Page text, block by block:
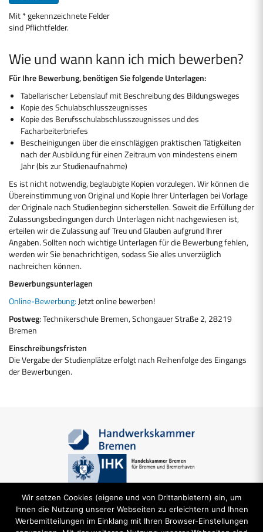
Mit * gekennzeichnete Felder
sind Pflichtfelder.
Wie und wann kann ich mich bewerben?
Für Ihre Bewerbung, benötigen Sie folgende Unterlagen:
Tabellarischer Lebenslauf mit Beschreibung des Bildungsweges
Kopie des Schulabschlusszeugnisses
Kopie des Berufsschulabschlusszeugnisses und des
Facharbeiterbriefes
Bescheinigungen über die einschlägigen praktischen Tätigkeiten
nach der Ausbildung für einen Zeitraum von mindestens einem
Jahr (bis zur Studienaufnahme)
Es ist nicht notwendig, beglaubigte Kopien vorzulegen. Wir können die
Übereinstimmung von Original und Kopie Ihrer Unterlagen bei Vorlage
der Originale nach Studienbeginn sicherstellen. Soweit die Erfüllung der
Zulassungsbedingungen durch Unterlagen nicht nachgewiesen ist,
erteilen wir die Zulassung auf Treu und Glauben aufgrund Ihrer
Angaben. Sollten noch wichtige Unterlagen für die Bewerbung fehlen,
werden wir Sie benachrichtigen, sodass Sie alles unverzüglich
nachreichen können.
Bewerbungsunterlagen
Online-Bewerbung:Jetzt online bewerben!
Postweg: Technikerschule Bremen, Schongauer Straße 2, 28219
Bremen
Einschreibungsfristen
Die Vergabe der Studienplätze erfolgt nach Reihenfolge des Eingangs
der Bewerbungen.
Wir setzen Cookies (eigene und von Drittanbietern) ein, um
Ihnen die Nutzung unserer Webseiten zu erleichtern und Ihnen
Werbemitteilungen im Einklang mit Ihren Browser-Einstellungen